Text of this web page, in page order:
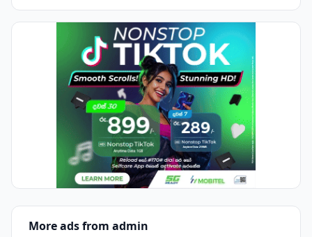
More ads from admin